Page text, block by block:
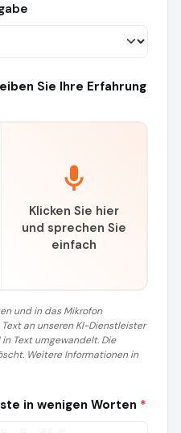
Sie Ihre Erfahrung
Klicken Sie hier
und sprechen Sie
einfach
und in das Mikrofon
an unseren KI-Dienstleister
Text umgewandelt. Die
Weitere Informationen in
in wenigen Worten *